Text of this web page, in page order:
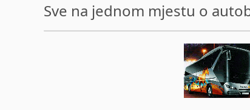
Sve na jednom mjestu o